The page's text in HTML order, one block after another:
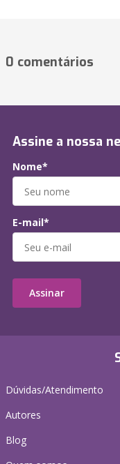
0 comentários
Dúvidas/Atendimento
Autores
Blog
Assine a nossa
Nome*
E-mail*
Assinar